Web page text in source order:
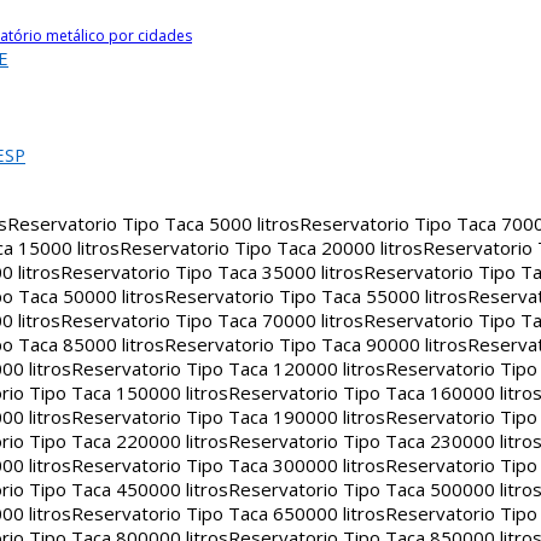
metálico por cidades
Reservatorio Tipo Taca 5000 litrosReservatorio Tipo Taca
15000 litrosReservatorio Tipo Taca 20000 litrosReservatorio
litrosReservatorio Tipo Taca 35000 litrosReservatorio Tipo
Taca 50000 litrosReservatorio Tipo Taca 55000 litros
litrosReservatorio Tipo Taca 70000 litrosReservatorio Tipo
Taca 85000 litrosReservatorio Tipo Taca 90000 litros
litrosReservatorio Tipo Taca 120000 litrosReservatorio
Tipo Taca 150000 litrosReservatorio Tipo Taca 160000 litros
litrosReservatorio Tipo Taca 190000 litrosReservatorio
Tipo Taca 220000 litrosReservatorio Tipo Taca 230000 litros
litrosReservatorio Tipo Taca 300000 litrosReservatorio
Tipo Taca 450000 litrosReservatorio Tipo Taca 500000 litros
litrosReservatorio Tipo Taca 650000 litrosReservatorio